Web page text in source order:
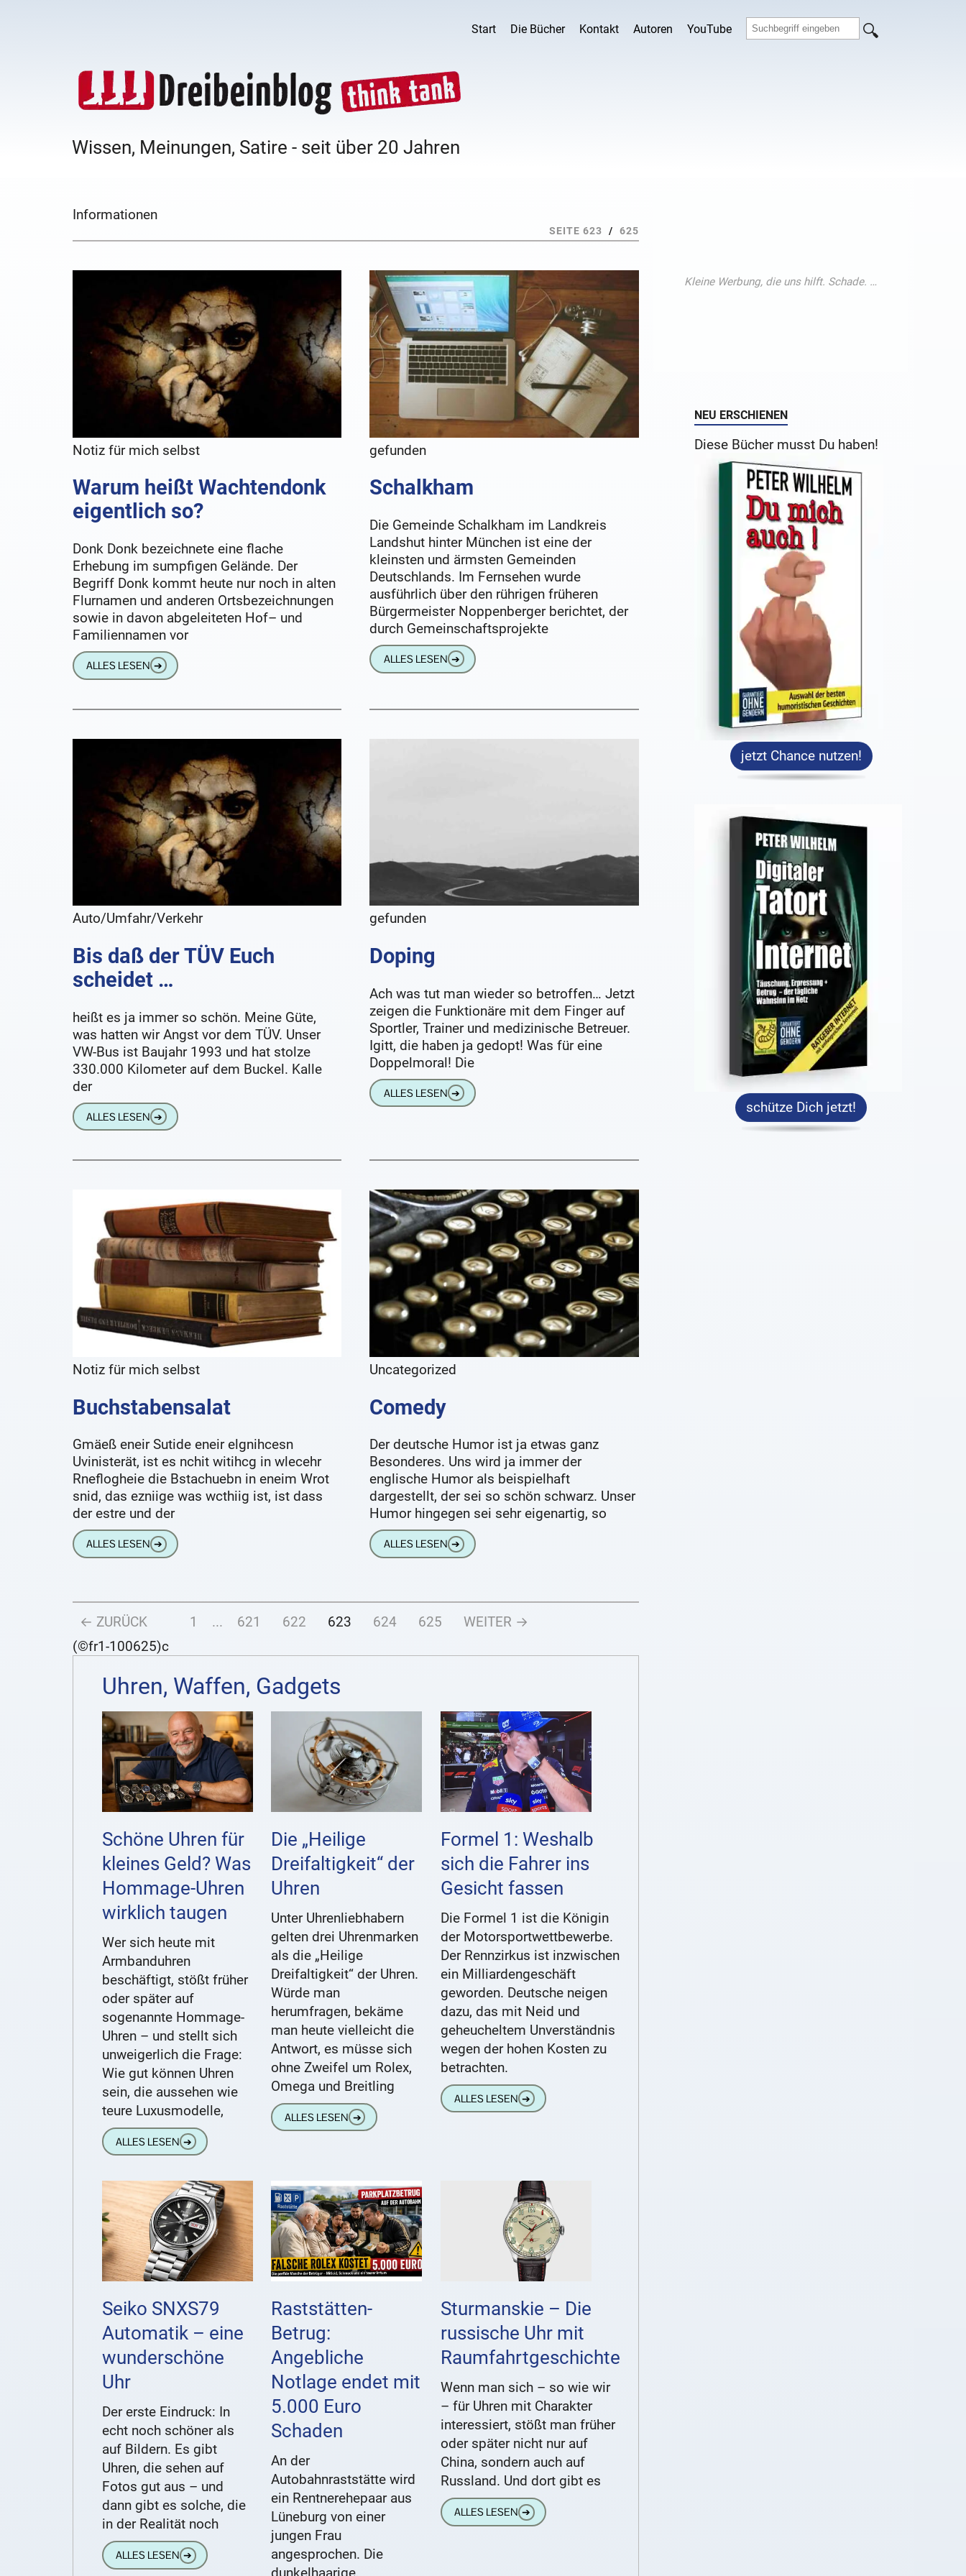
Start Die Bücher Kontakt Autoren YouTube
Wissen, Meinungen, Satire - seit über 20 Jahren
Informationen
SEITE 623 / 625
Notiz für mich selbst
Warum heißt Wachtendonk
eigentlich so?
Donk Donk bezeichnete eine flache
Erhebung im sumpfigen Gelände. Der
Begriff Donk kommt heute nur noch in alten
Flurnamen und anderen Ortsbezeichnungen
sowie in davon abgeleiteten Hof– und
Familiennamen vor
ALLES LESEN ➔
gefunden
Schalkham
Die Gemeinde Schalkham im Landkreis
Landshut hinter München ist eine der
kleinsten und ärmsten Gemeinden
Deutschlands. Im Fernsehen wurde
ausführlich über den rührigen früheren
Bürgermeister Noppenberger berichtet, der
durch Gemeinschaftsprojekte
ALLES LESEN ➔
Auto/Umfahr/Verkehr
Bis daß der TÜV Euch
scheidet …
heißt es ja immer so schön. Meine Güte,
was hatten wir Angst vor dem TÜV. Unser
VW-Bus ist Baujahr 1993 und hat stolze
330.000 Kilometer auf dem Buckel. Kalle
der
ALLES LESEN ➔
gefunden
Doping
Ach was tut man wieder so betroffen… Jetzt
zeigen die Funktionäre mit dem Finger auf
Sportler, Trainer und medizinische Betreuer.
Igitt, die haben ja gedopt! Was für eine
Doppelmoral! Die
ALLES LESEN ➔
Notiz für mich selbst
Buchstabensalat
Gmäeß eneir Sutide eneir elgnihcesn
Uvinisterät, ist es nchit witihcg in wlecehr
Rneflogheie die Bstachuebn in eneim Wrot
snid, das ezniige was wcthiig ist, ist dass
der estre und der
ALLES LESEN ➔
Uncategorized
Comedy
Der deutsche Humor ist ja etwas ganz
Besonderes. Uns wird ja immer der
englische Humor als beispielhaft
dargestellt, der sei so schön schwarz. Unser
Humor hingegen sei sehr eigenartig, so
ALLES LESEN ➔
← ZURÜCK 1 ... 621 622 623 624 625
WEITER →
(©fr1-100625)c
Uhren, Waffen, Gadgets
Schöne Uhren für
kleines Geld? Was
Hommage-Uhren
wirklich taugen
Wer sich heute mit
Armbanduhren
beschäftigt, stößt früher
oder später auf
sogenannte Hommage-
Uhren – und stellt sich
unweigerlich die Frage:
Wie gut können Uhren
sein, die aussehen wie
teure Luxusmodelle,
ALLES LESEN ➔
Die „Heilige
Dreifaltigkeit“ der
Uhren
Unter Uhrenliebhabern
gelten drei Uhrenmarken
als die „Heilige
Dreifaltigkeit“ der Uhren.
Würde man
herumfragen, bekäme
man heute vielleicht die
Antwort, es müsse sich
ohne Zweifel um Rolex,
Omega und Breitling
ALLES LESEN ➔
Formel 1: Weshalb
sich die Fahrer ins
Gesicht fassen
Die Formel 1 ist die Königin
der Motorsportwettbewerbe.
Der Rennzirkus ist inzwischen
ein Milliardengeschäft
geworden. Deutsche neigen
dazu, das mit Neid und
geheucheltem Unverständnis
wegen der hohen Kosten zu
betrachten.
ALLES LESEN ➔
Seiko SNXS79
Automatik – eine
wunderschöne
Uhr
Der erste Eindruck: In
echt noch schöner als
auf Bildern. Es gibt
Uhren, die sehen auf
Fotos gut aus – und
dann gibt es solche, die
in der Realität noch
ALLES LESEN ➔
Raststätten-
Betrug:
Angebliche
Notlage endet mit
5.000 Euro
Schaden
An der
Autobahnraststätte wird
ein Rentnerehepaar aus
Lüneburg von einer
jungen Frau
angesprochen. Die
Sturmanskie – Die
russische Uhr mit
Raumfahrtgeschichte
Wenn man sich – so wie wir
– für Uhren mit Charakter
interessiert, stößt man früher
oder später nicht nur auf
China, sondern auch auf
Russland. Und dort gibt es
ALLES LESEN ➔
NEU ERSCHIENEN
Diese Bücher musst Du haben!
jetzt Chance nutzen!
schütze Dich jetzt!